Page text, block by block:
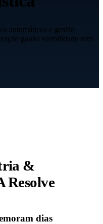
automáticos e gestão
ganha visibilidade sem
&
Resolve
dias